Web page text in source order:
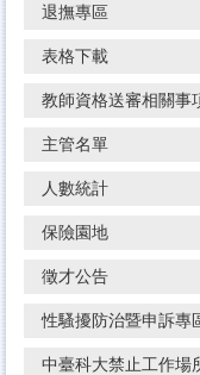
退撫專區
表格下載
教師資格送審相關事
主管名單
人數統計
保險園地
徵才公告
性騷擾防治暨申訴專
中臺科大禁止工作場